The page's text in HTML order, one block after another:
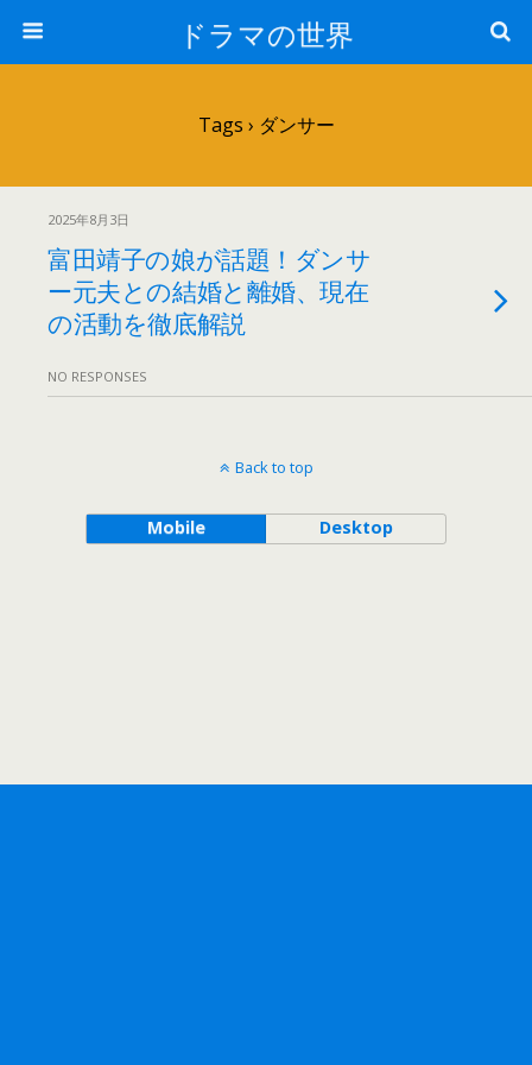
ドラマの世界
Tags › ダンサー
2025年8月3日
富田靖子の娘が話題！ダンサ
ー元夫との結婚と離婚、現在
の活動を徹底解説
NO RESPONSES
Back to top
Mobile Desktop